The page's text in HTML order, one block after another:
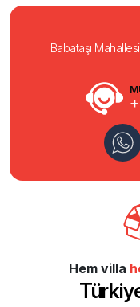
Babataşı
Hem villa